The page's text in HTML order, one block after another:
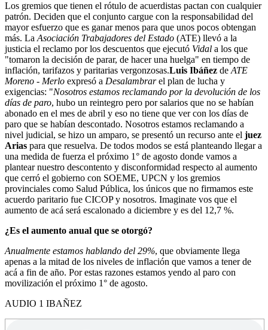
Los gremios que tienen el rótulo de acuerdistas pactan con cualquier
patrón. Deciden que el conjunto cargue con la responsabilidad del
mayor esfuerzo que es ganar menos para que unos pocos obtengan
más. La Asociación Trabajadores del Estado (ATE) llevó a la
justicia el reclamo por los descuentos que ejecutó Vidal a los que
"tomaron la decisión de parar, de hacer una huelga" en tiempo de
inflación, tarifazos y paritarias vergonzosas.Luis Ibáñez de ATE
Moreno - Merlo expresó a Desalambrarel plan de lucha y
exigencias: "Nosotros estamos reclamando por la devolución de los
días de paro, hubo un reintegro pero por salarios que no se habían
abonado en el mes de abril y eso no tiene que ver con los días de
paro que se habían descontado. Nosotros estamos reclamando a
nivel judicial, se hizo un amparo, se presentó un recurso ante el juez
Arias para que resuelva. De todos modos se está planteando llegar a
una medida de fuerza el próximo 1° de agosto donde vamos a
plantear nuestro descontento y disconformidad respecto al aumento
que cerró el gobierno con SOEME, UPCN y los gremios
provinciales como Salud Pública, los únicos que no firmamos este
acuerdo paritario fue CICOP y nosotros. Imaginate vos que el
aumento de acá será escalonado a diciembre y es del 12,7 %.
¿Es el aumento anual que se otorgó?
Anualmente estamos hablando del 29%, que obviamente llega
apenas a la mitad de los niveles de inflación que vamos a tener de
acá a fin de año. Por estas razones estamos yendo al paro con
movilización el próximo 1° de agosto.
AUDIO 1 IBAÑEZ